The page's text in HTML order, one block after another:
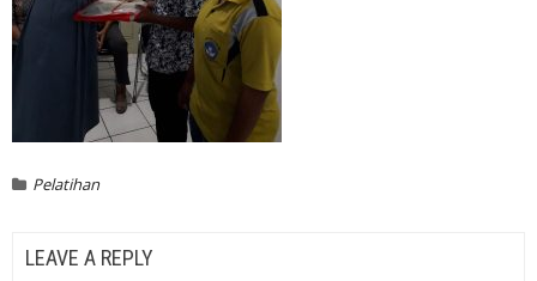
Pelatihan
LEAVE A REPLY